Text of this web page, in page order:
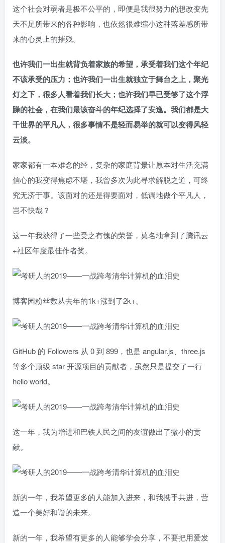
这个社会对弱者是极不公平的，即便是我很努力的想改变先
天不足所带来的各种影响，也依然很难缩小这种落差感所带
来的心灵上的摧残。
也许我们一出生就背负着家族的希望，承受着我们这个年纪
不该承受的压力；也许我们一出生就独立于舞台之上，聚光
灯之下，很多人看着我们长大；也许我们早已受够了这个浮
躁的社会，在我们最该奋斗的年纪选择了安逸。我们都是大
千世界的平凡人，很多事情不是轻而易举的就可以变得风轻
云淡。
家家都有一本难念的经，复杂的家庭背景让原本对生活充满
信心的我变得焦虑不堪，我曾多次为此寻求解脱之道，可终
究无济于事。该面对的还是得要面对，低调地做个平凡人，
岂不快哉？
这一年我获得了一些受之有愧的荣誉，莫名地拿到了腾讯云
+社区年度最佳作者奖。
博客园粉丝数从去年的1k+涨到了2k+。
GitHub 的 Followers 从 0 到 899，也是 angular.js、three.js
等多个顶级 star 开源项目的贡献者，虽然只是提交了一行
hello world。
这一年，我为增进和巴铁人民之间的友谊做出了微小的贡
献。
新的一年，我希望更多的人能加入进来，和我携手共进，营
造一个美好和谐的未来。
新的一年，我希望有更多的人能够学会分享，不要把用爱发